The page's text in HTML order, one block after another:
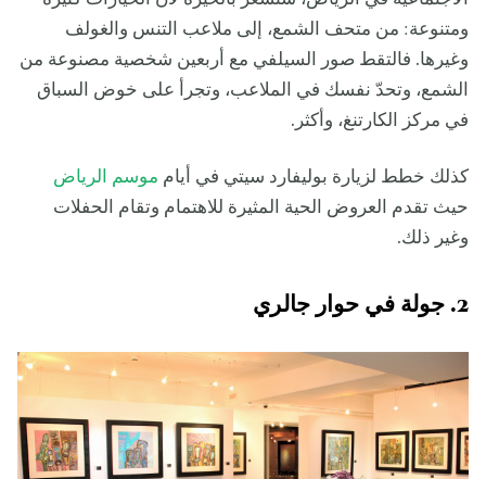
ومتنوعة: من متحف الشمع، إلى ملاعب التنس والغولف
وغيرها. فالتقط صور السيلفي مع أربعين شخصية مصنوعة من
الشمع، وتحدّ نفسك في الملاعب، وتجرأ على خوض السباق
في مركز الكارتنغ، وأكثر.
كذلك خطط لزيارة بوليفارد سيتي في أيام موسم الرياض
حيث تقدم العروض الحية المثيرة للاهتمام وتقام الحفلات
وغير ذلك.
2. جولة في حوار جالري